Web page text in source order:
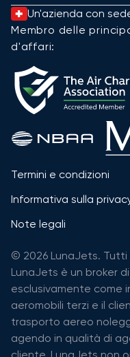
Un'azienda con
Membro delle
d'affari:
Termini e condizioni
Informativa sulla
Note legali
© 2026 LunaJets. Tutti
LunaJets è un broker
esclusivamente come
aeromobili terzi e il
trasporto aereo
agendo in qualità di